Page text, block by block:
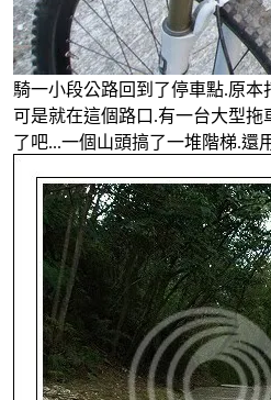
騎一小段公路回到了停車點.原
可是就在這個路口.有一台大型
了吧...一個山頭搞了一堆階梯.還